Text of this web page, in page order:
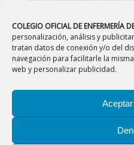
COLEGIO OFICIAL DE ENFERMERÍA
personalización, análisis y
tratan datos de conexión y/o del
navegación para facilitarle la
web y personalizar publicidad.
conoces?
Avatar Colegio
Oficial de
de Ávila
12 May
LEÓN